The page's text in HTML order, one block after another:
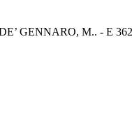
GENNARO, M.. - E